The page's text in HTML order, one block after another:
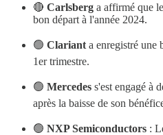
🔴 Carlsberg a affirmé que
bon départ à l'année 2024.
🟢 Clariant a enregistré une
1er trimestre.
🟢 Mercedes s'est engagé à
après la baisse de son
🟢 NXP Semiconductors :